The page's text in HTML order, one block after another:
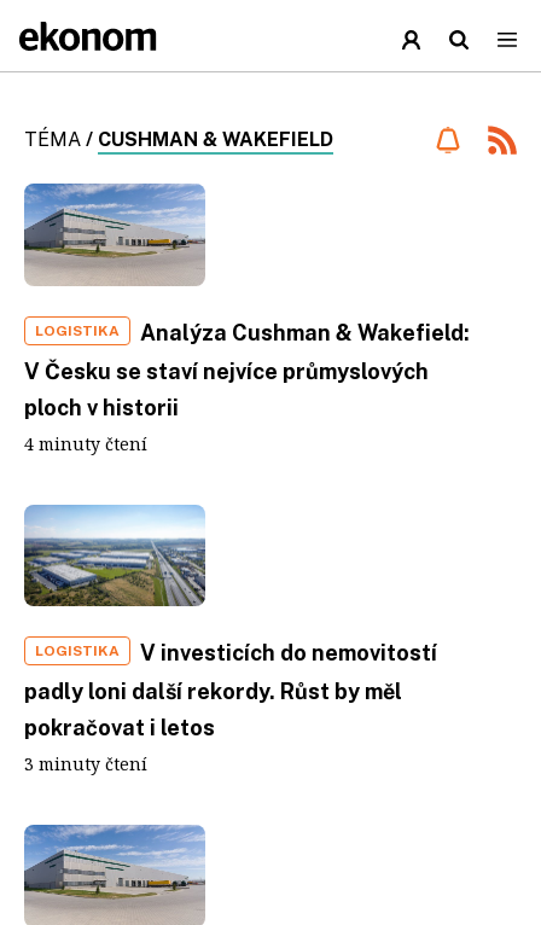
TÉMA / CUSHMAN & WAKEFIELD
LOGISTIKA
Analýza Cushman & Wakefield:
V Česku se staví nejvíce průmyslových
ploch v historii
4 minuty čtení
LOGISTIKA
V investicích do nemovitostí
padly loni další rekordy. Růst by měl
pokračovat i letos
3 minuty čtení